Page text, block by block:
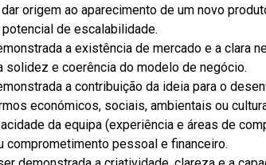
origem ao aparecimento de um novo
de escalabilidade.
a existência de mercado e a clara
solidez e coerência do modelo de negócio.
a contribuição da ideia para o
económicos, sociais, ambientais ou
da equipa (experiência e áreas de
comprometimento pessoal e financeiro.